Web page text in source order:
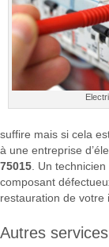
suffire mais si cela
à une entreprise
75015 . Un
composant
restauration de votre
Autres